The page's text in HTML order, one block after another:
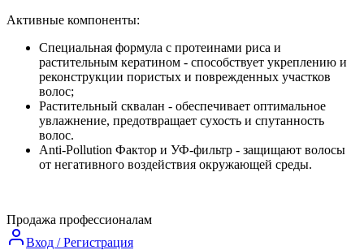
Активные компоненты:
Специальная формула с протеинами риса и
растительным кератином - способствует укреплению и
реконструкции пористых и поврежденных участков
волос;
Растительный сквалан - обеспечивает оптимальное
увлажнение, предотвращает сухость и спутанность
волос.
Anti-Pollution Фактор и УФ-фильтр - защищают волосы
от негативного воздействия окружающей среды.
Продажа профессионалам
Вход / Регистрация